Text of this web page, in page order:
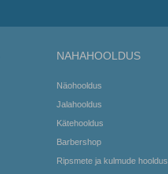
NAHAHOOLDUS
Näohooldus
Jalahooldus
Kätehooldus
Barbershop
Ripsmete ja kulmude hooldus